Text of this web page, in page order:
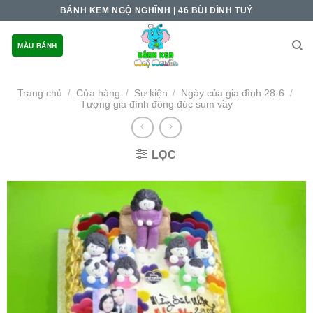
content
BÁNH KEM NGỘ NGHĨNH | 46 BÙI ĐÌNH TUÝ
MẪU BÁNH
Trang chủ / Cửa hàng / Sự kiện / Ngày của gia đình 28-6 /
Tượng gia đình đông đúc sum vầy
LỌC